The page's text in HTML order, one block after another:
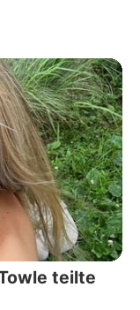
teilte